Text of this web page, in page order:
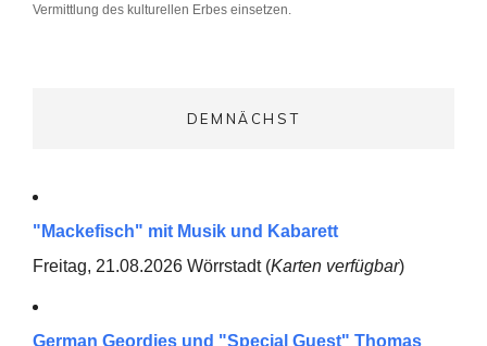
Vermittlung des kulturellen Erbes einsetzen.
DEMNÄCHST
"Mackefisch" mit Musik und Kabarett
Freitag, 21.08.2026 Wörrstadt (Karten verfügbar)
German Geordies und "Special Guest" Thomas